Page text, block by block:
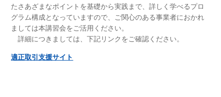
たさあざまなポイントを基礎から実践まで、詳しく学べるプロ
グラム構成となっていますので、ご関心のある事業者におかれ
ましては本講習会をご活用ください。
詳細につきましては、下記リンクをご確認ください。
適正取引支援サイト